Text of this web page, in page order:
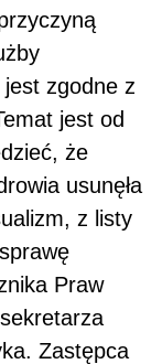
jest zgodne z
jest od
że
usunęła
z listy
Praw
Zastępca